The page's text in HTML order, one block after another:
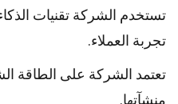
تستخدم الشركة تقنيات
تجربة العملاء.
تعتمد الشركة على الطاقة
منشآتها.